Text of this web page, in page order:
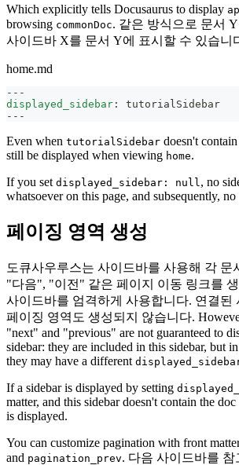
Which explicitly tells Docusaurus to display
browsing commonDoc. 같은 방식으로 문서
사이드바 X를 문서 Y에 표시할 수 있습니
home.md
---
displayed_sidebar :
tutorialSidebar
---
Even when tutorialSidebar doesn't
still be displayed when viewing home.
If you set displayed_sidebar: null , no
whatsoever on this page, and subsequently,
페이징 영역 생성
도큐사우루스는 사이드바를 사용해 각 문
"다음", "이전" 같은 페이지 이동 링크를
사이드바를 엄격하게 사용합니다. 연결된
페이징 영역도 생성되지 않습니다.
"next" and "previous" are not guaranteed to
sidebar: they are included in this sidebar, but
they may have a different
If a sidebar is displayed by setting
matter, and this sidebar doesn't contain the
is displayed.
You can customize pagination with front
and pagination_prev. 다음 사이드바를 참